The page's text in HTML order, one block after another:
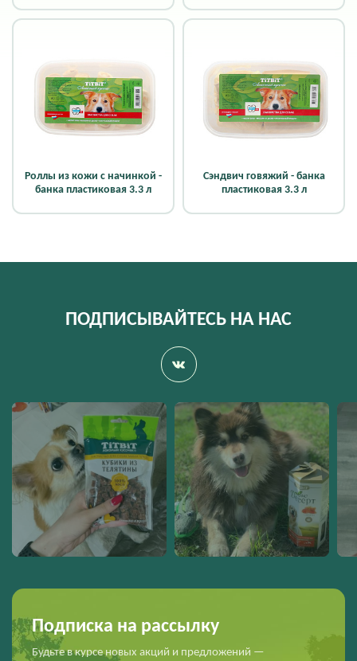
Роллы из кожи с начинкой -
банка пластиковая 3.3 л
Сэндвич говяжий - банка
пластиковая 3.3 л
ПОДПИСЫВАЙТЕСЬ НА НАС
Подписка на рассылку
Будьте в курсе новых акций и предложений —